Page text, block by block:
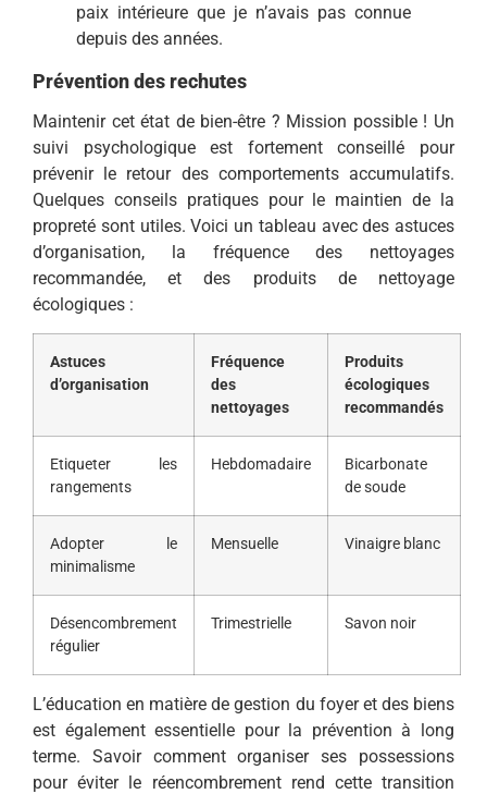
paix intérieure que je n’avais pas connue
depuis des années.
Prévention des rechutes
Maintenir cet état de bien-être ? Mission possible ! Un
suivi psychologique est fortement conseillé pour
prévenir le retour des comportements accumulatifs.
Quelques conseils pratiques pour le maintien de la
propreté sont utiles. Voici un tableau avec des astuces
d’organisation, la fréquence des nettoyages
recommandée, et des produits de nettoyage
écologiques :
Astuces
d’organisation
Fréquence
des
nettoyages
Produits
écologiques
recommandés
Etiqueter les
rangements
Hebdomadaire
Bicarbonate
de soude
Adopter le
minimalisme
Mensuelle Vinaigre blanc
Désencombrement
régulier
Trimestrielle Savon noir
L’éducation en matière de gestion du foyer et des biens
est également essentielle pour la prévention à long
terme. Savoir comment organiser ses possessions
pour éviter le réencombrement rend cette transition